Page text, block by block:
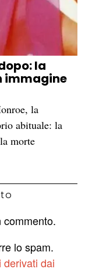
la
immagine
la
abituale: la
morte
commento.
lo spam.
derivati dai